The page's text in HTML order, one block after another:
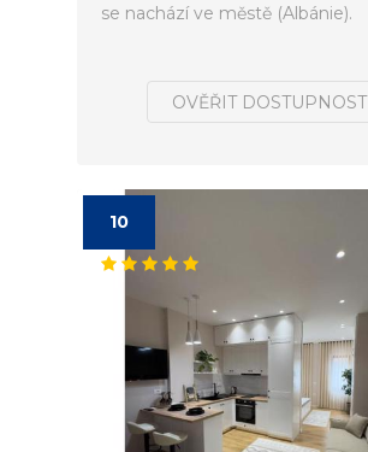
se nachází ve městě (Albánie).
OVĚŘIT DOSTUPNOST
10